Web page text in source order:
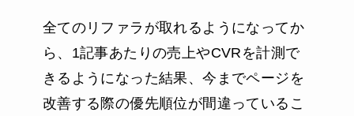
全てのリファラが取れるようになってか
ら、1記事あたりの売上やCVRを計測で
きるようになった結果、今までページを
改善する際の優先順位が間違っているこ